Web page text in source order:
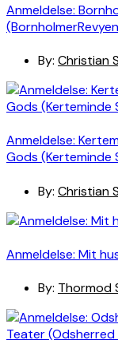
Anmeldelse:
By: Christian
Anmeldelse:
Gods (Kerteminde
By: Christian
Anmeldelse: Mit
By: Thormod